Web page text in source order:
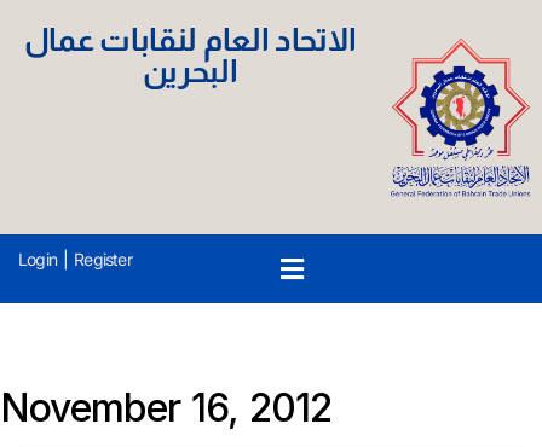
الاتحاد العام لنقابات عمال
البحرين
Login Register
November 16, 2012